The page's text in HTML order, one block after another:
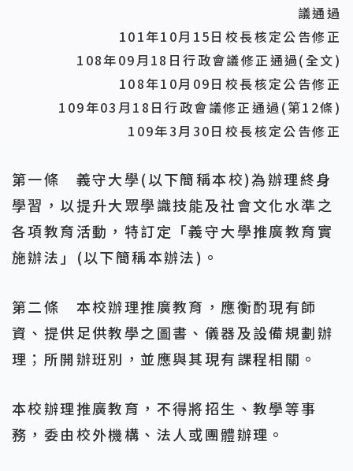
議通過
101年10月15日校長核定公告修正
108年09月18日行政會議修正通過(全文)
108年10月09日校長核定公告修正
109年03月18日行政會議修正通過(第12條)
109年3月30日校長核定公告修正
第一條 義守大學(以下簡稱本校)為辦理終身
學習，以提升大眾學識技能及社會文化水準之
各項教育活動，特訂定「義守大學推廣教育實
施辦法」(以下簡稱本辦法)。
第二條 本校辦理推廣教育，應衡酌現有師
資、提供足供教學之圖書、儀器及設備規劃辦
理；所開辦班別，並應與其現有課程相關。
本校辦理推廣教育，不得將招生、教學等事
務，委由校外機構、法人或團體辦理。